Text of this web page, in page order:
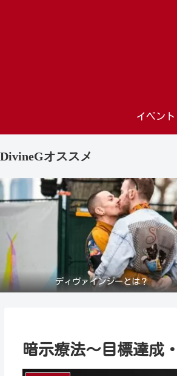
イベント
DivineGオススメ
ディヴァインジーとは？
暗示療法～目標達成